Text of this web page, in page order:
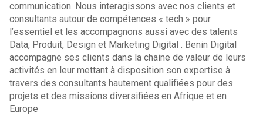
communication. Nous interagissons avec nos clients et
consultants autour de compétences « tech » pour
l’essentiel et les accompagnons aussi avec des talents
Data, Produit, Design et Marketing Digital . Benin Digital
accompagne ses clients dans la chaine de valeur de leurs
activités en leur mettant à disposition son expertise à
travers des consultants hautement qualifiées pour des
projets et des missions diversifiées en Afrique et en
Europe